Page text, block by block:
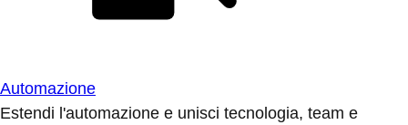
Automazione
Estendi l'automazione e unisci tecnologia, team e